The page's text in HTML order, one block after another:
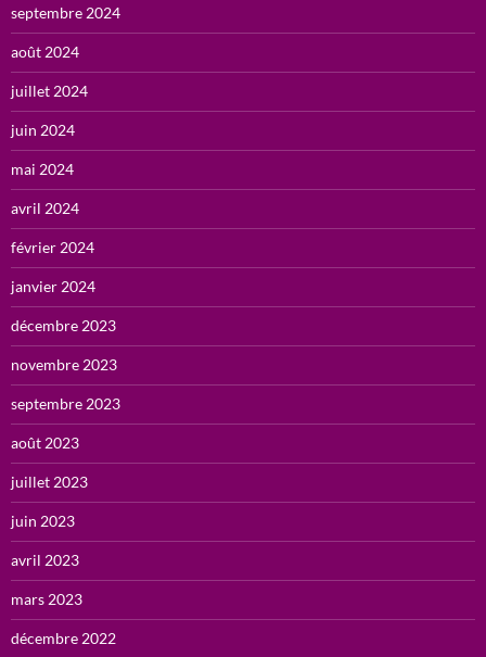
septembre 2024
août 2024
juillet 2024
juin 2024
mai 2024
avril 2024
février 2024
janvier 2024
décembre 2023
novembre 2023
septembre 2023
août 2023
juillet 2023
juin 2023
avril 2023
mars 2023
décembre 2022